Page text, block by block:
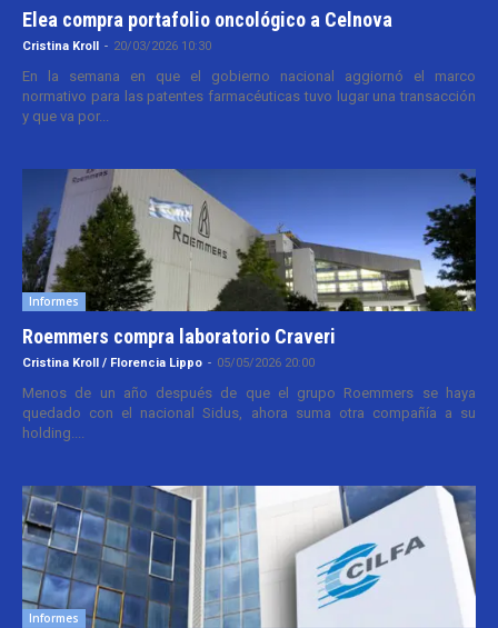
Elea compra portafolio oncológico a Celnova
Cristina Kroll - 20/03/2026 10:30
En la semana en que el gobierno nacional aggiornó el marco
normativo para las patentes farmacéuticas tuvo lugar una transacción
y que va por...
Informes
Roemmers compra laboratorio Craveri
Cristina Kroll / Florencia Lippo - 05/05/2026 20:00
Menos de un año después de que el grupo Roemmers se haya
quedado con el nacional Sidus, ahora suma otra compañía a su
holding....
Informes